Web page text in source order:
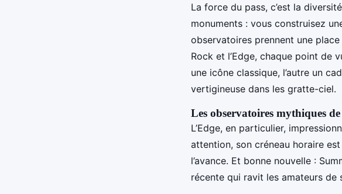
La force du pass, c’est la
monuments : vous construisez
observatoires prennent une
Rock et l’Edge, chaque point de
une icône classique, l’autre un
vertigineuse dans les gratte-ciel.
Les observatoires mythiques
L’Edge, en particulier,
attention, son créneau horaire
l’avance. Et bonne nouvelle :
récente qui ravit les amateurs de